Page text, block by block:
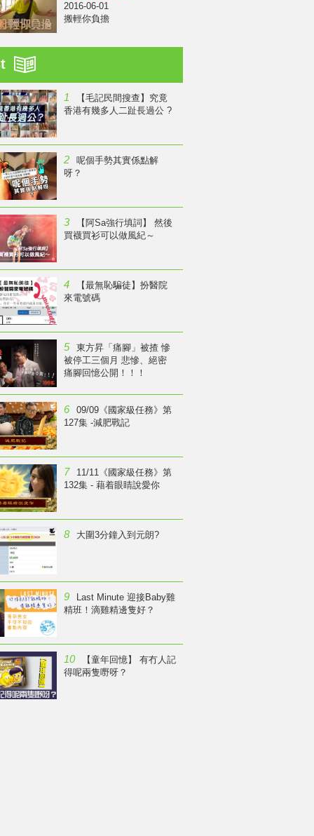
2016-06-01
搬輕你負擔
1
【毛記民間搜查】究竟
香港有幾多人二趾長過公 ?
2
呢個手勢其實係點解
呀？
3
【阿Sa強行填詞】 然後
買襪買衫可以做風紀～
4
【最無恥騙徒】扮醫院
來電號碼
5
東方昇「痛腳」被揸 慘
被停工三個月 悲慘、絕密
痛腳回憶公開！！！
6
09/09《國家級任務》第
127集 -減肥戰記
7
11/11《國家級任務》第
132集 - 藉着眼睛說愛你
8 大圍3分鐘入到元朗?
9
Last Minute 迎接Baby雞
精班！滴雞精邊隻好？
10
【童年回憶】 有冇人記
得呢兩隻嘢呀？